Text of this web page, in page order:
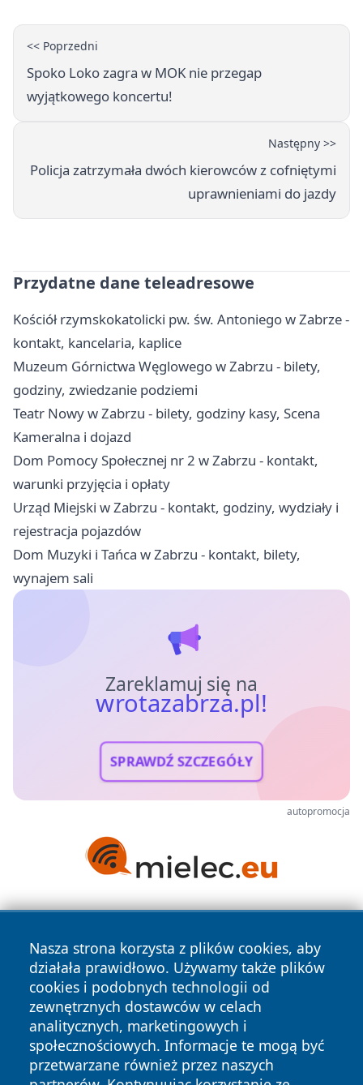
<< Poprzedni
Spoko Loko zagra w MOK nie przegap
wyjątkowego koncertu!
Następny >>
Policja zatrzymała dwóch kierowców z cofniętymi
uprawnieniami do jazdy
Przydatne dane teleadresowe
Kościół rzymskokatolicki pw. św. Antoniego w Zabrze -
kontakt, kancelaria, kaplice
Muzeum Górnictwa Węglowego w Zabrzu - bilety,
godziny, zwiedzanie podziemi
Teatr Nowy w Zabrzu - bilety, godziny kasy, Scena
Kameralna i dojazd
Dom Pomocy Społecznej nr 2 w Zabrzu - kontakt,
warunki przyjęcia i opłaty
Urząd Miejski w Zabrzu - kontakt, godziny, wydziały i
rejestracja pojazdów
Dom Muzyki i Tańca w Zabrzu - kontakt, bilety,
wynajem sali
Zareklamuj się na
wrotazabrza.pl!
SPRAWDŹ SZCZEGÓŁY
autopromocja
Nasza strona korzysta z plików cookies, aby
działała prawidłowo. Używamy także plików
cookies i podobnych technologii od
zewnętrznych dostawców w celach
analitycznych, marketingowych i
społecznościowych. Informacje te mogą być
przetwarzane również przez naszych
Copyright © 2026 wrotazabrza.pl Wszystkie prawa
zastrzeżone.